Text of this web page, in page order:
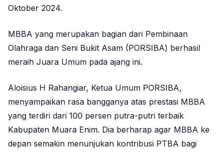
Oktober 2024.
MBBA yang merupakan bagian dari Pembinaan
Olahraga dan Seni Bukit Asam (PORSIBA) berhasil
meraih Juara Umum pada ajang ini.
Aloisius H Rahangiar, Ketua Umum PORSIBA,
menyampaikan rasa bangganya atas prestasi MBBA
yang terdiri dari 100 persen putra-putri terbaik
Kabupaten Muara Enim. Dia berharap agar MBBA ke
depan semakin menunjukan kontribusi PTBA bagi